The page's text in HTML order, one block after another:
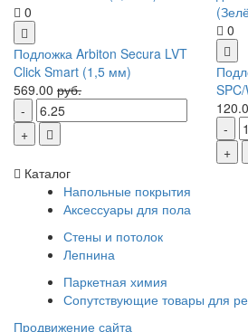
0
Подложка Arbiton Secura LVT
Click Smart (1,5 мм)
569.00 руб.
0
Каталог
Напольные покрытия
Аксессуары для пола
Стены и потолок
Лепнина
Паркетная химия
Сопутствующие товары для
Продвижение сайта